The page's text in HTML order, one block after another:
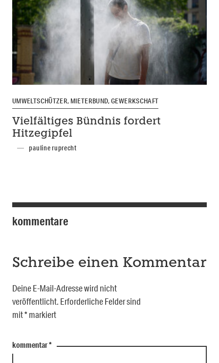
UMWELTSCHÜTZER, MIETERBUND, GEWERKSCHAFT
Vielfältiges Bündnis fordert
Hitzegipfel
pauline ruprecht
kommentare
Schreibe einen Kommentar
Deine E-Mail-Adresse wird nicht
veröffentlicht. Erforderliche Felder sind
mit*markiert
kommentar*